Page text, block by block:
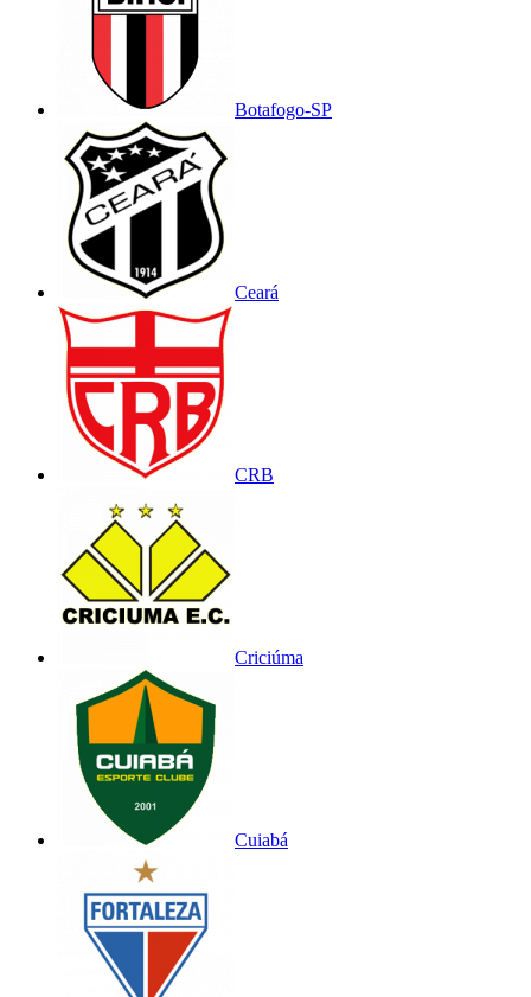
Botafogo-SP
Ceará
CRB
Criciúma
Cuiabá